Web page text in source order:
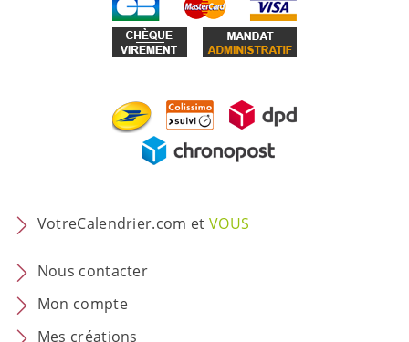
VotreCalendrier.com etVOUS
Nous contacter
Mon compte
Mes créations